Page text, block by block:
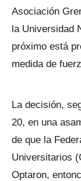
Asociación
la Universidad
próximo está
medida de
La decisión,
20, en una
de que la
Universitarios
Optaron,